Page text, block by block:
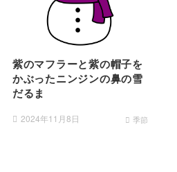
紫のマフラーと紫の帽子を
かぶったニンジンの鼻の雪
だるま
2024年11月8日 季節